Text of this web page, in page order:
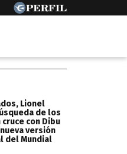
Lionel
de los
con Dibu
versión
del Mundial